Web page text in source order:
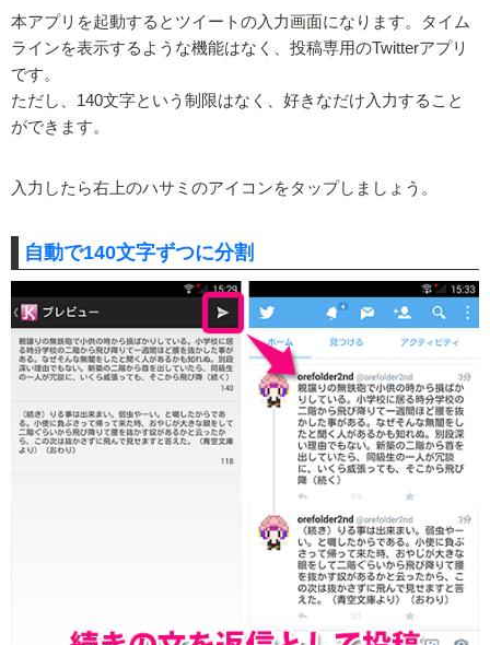
本アプリを起動するとツイートの入力画面になります。タイム
ラインを表示するような機能はなく、投稿専用のTwitterアプリ
です。
ただし、140文字という制限はなく、好きなだけ入力すること
ができます。
入力したら右上のハサミのアイコンをタップしましょう。
自動で140文字ずつに分割